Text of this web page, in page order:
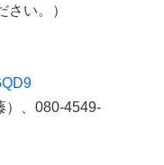
い。）
、080-4549-